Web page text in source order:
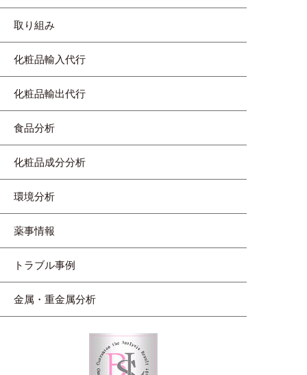
取り組み
化粧品輸入代行
化粧品輸出代行
食品分析
化粧品成分分析
環境分析
薬事情報
トラブル事例
金属・重金属分析